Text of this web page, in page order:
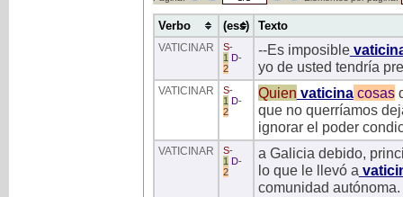
Verbo (ess) Texto
VATICINAR S-
1
D-
2
--Es imposible
yo de usted tendría
VATICINAR S-
1
D-
2
Quien vaticinacosas
que no querríamos
ignorar el poder
VATICINAR S-
1
D-
2
a Galicia debido,
lo que le llevó a
comunidad autónoma.